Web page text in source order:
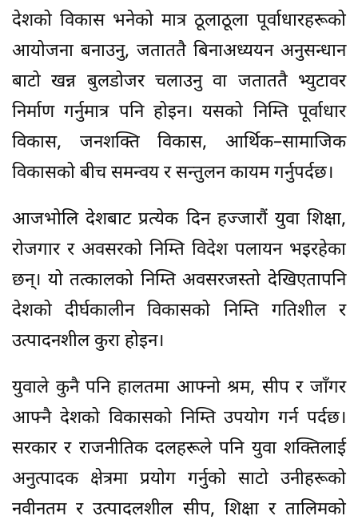
देशको विकास भनेको मात्र ठूलाठूला पूर्वाधारहरूको
आयोजना बनाउनु, जताततै बिनाअध्ययन अनुसन्धान
बाटो खन्न बुलडोजर चलाउनु वा जताततै भ्युटावर
निर्माण गर्नुमात्र पनि होइन। यसको निम्ति पूर्वाधार
विकास, जनशक्ति विकास, आर्थिक–सामाजिक
विकासको बीच समन्वय र सन्तुलन कायम गर्नुपर्दछ।
आजभोलि देशबाट प्रत्येक दिन हज्जारौं युवा शिक्षा,
रोजगार र अवसरको निम्ति विदेश पलायन भइरहेका
छन्। यो तत्कालको निम्ति अवसरजस्तो देखिएतापनि
देशको दीर्घकालीन विकासको निम्ति गतिशील र
उत्पादनशील कुरा होइन।
युवाले कुनै पनि हालतमा आफ्नो श्रम, सीप र जाँगर
आफ्नै देशको विकासको निम्ति उपयोग गर्न पर्दछ।
सरकार र राजनीतिक दलहरूले पनि युवा शक्तिलाई
अनुत्पादक क्षेत्रमा प्रयोग गर्नुको साटो उनीहरूको
नवीनतम र उत्पादलशील सीप, शिक्षा र तालिमको